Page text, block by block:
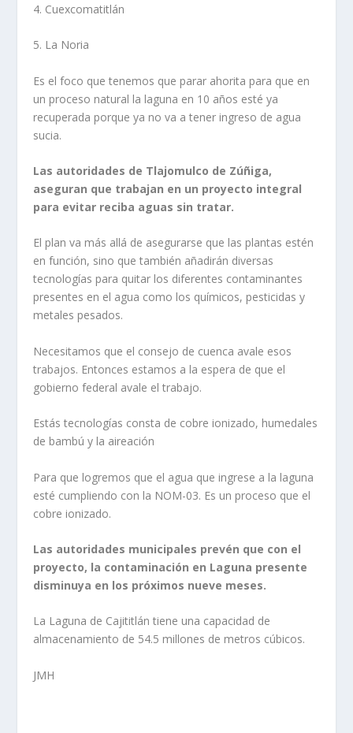
4. Cuexcomatitlán
5. La Noria
Es el foco que tenemos que parar ahorita para que en
un proceso natural la laguna en 10 años esté ya
recuperada porque ya no va a tener ingreso de agua
sucia.
Las autoridades de Tlajomulco de Zúñiga,
aseguran que trabajan en un proyecto integral
para evitar reciba aguas sin tratar.
El plan va más allá de asegurarse que las plantas estén
en función, sino que también añadirán diversas
tecnologías para quitar los diferentes contaminantes
presentes en el agua como los químicos, pesticidas y
metales pesados.
Necesitamos que el consejo de cuenca avale esos
trabajos. Entonces estamos a la espera de que el
gobierno federal avale el trabajo.
Estás tecnologías consta de cobre ionizado, humedales
de bambú y la aireación
Para que logremos que el agua que ingrese a la laguna
esté cumpliendo con la NOM-03. Es un proceso que el
cobre ionizado.
Las autoridades municipales prevén que con el
proyecto, la contaminación en Laguna presente
disminuya en los próximos nueve meses.
La Laguna de Cajititlán tiene una capacidad de
almacenamiento de 54.5 millones de metros cúbicos.
JMH